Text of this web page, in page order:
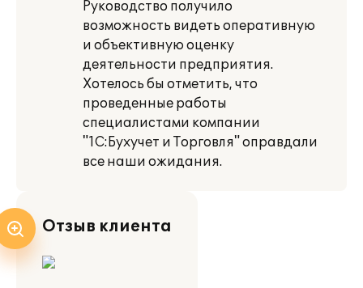
Руководство получило
возможность видеть оперативную
и объективную оценку
деятельности предприятия.
Хотелось бы отметить, что
проведенные работы
специалистами компании
"1С:Бухучет и Торговля" оправдали
все наши ожидания.
Отзыв клиента